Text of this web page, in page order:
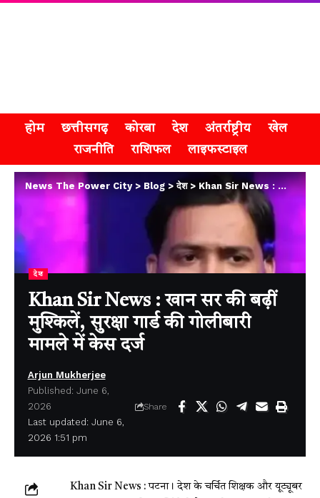
होम छत्तीसगढ़ कोरबा देश अंतर्राष्ट्रीय
खेल
राजनीति
राशिफल लाइफस्टाइल
News The Power City> Blog>देश> Khan Sir News : खान सर की बढ़ीं मुश्किलें, सुरक्षा गार्ड की गोलीबारी मामले में केस दर्ज
देश
Khan Sir News : खान सर की बढ़ीं
मुश्किलें, सुरक्षा गार्ड की गोलीबारी
मामले में केस दर्ज
Last updated: June 6,
2026 1:51 pm
Arjun Mukherjee
Published: June 6,
2026
Share
Khan Sir News : पटना। देश के चर्चित शिक्षक और यूट्यूबर